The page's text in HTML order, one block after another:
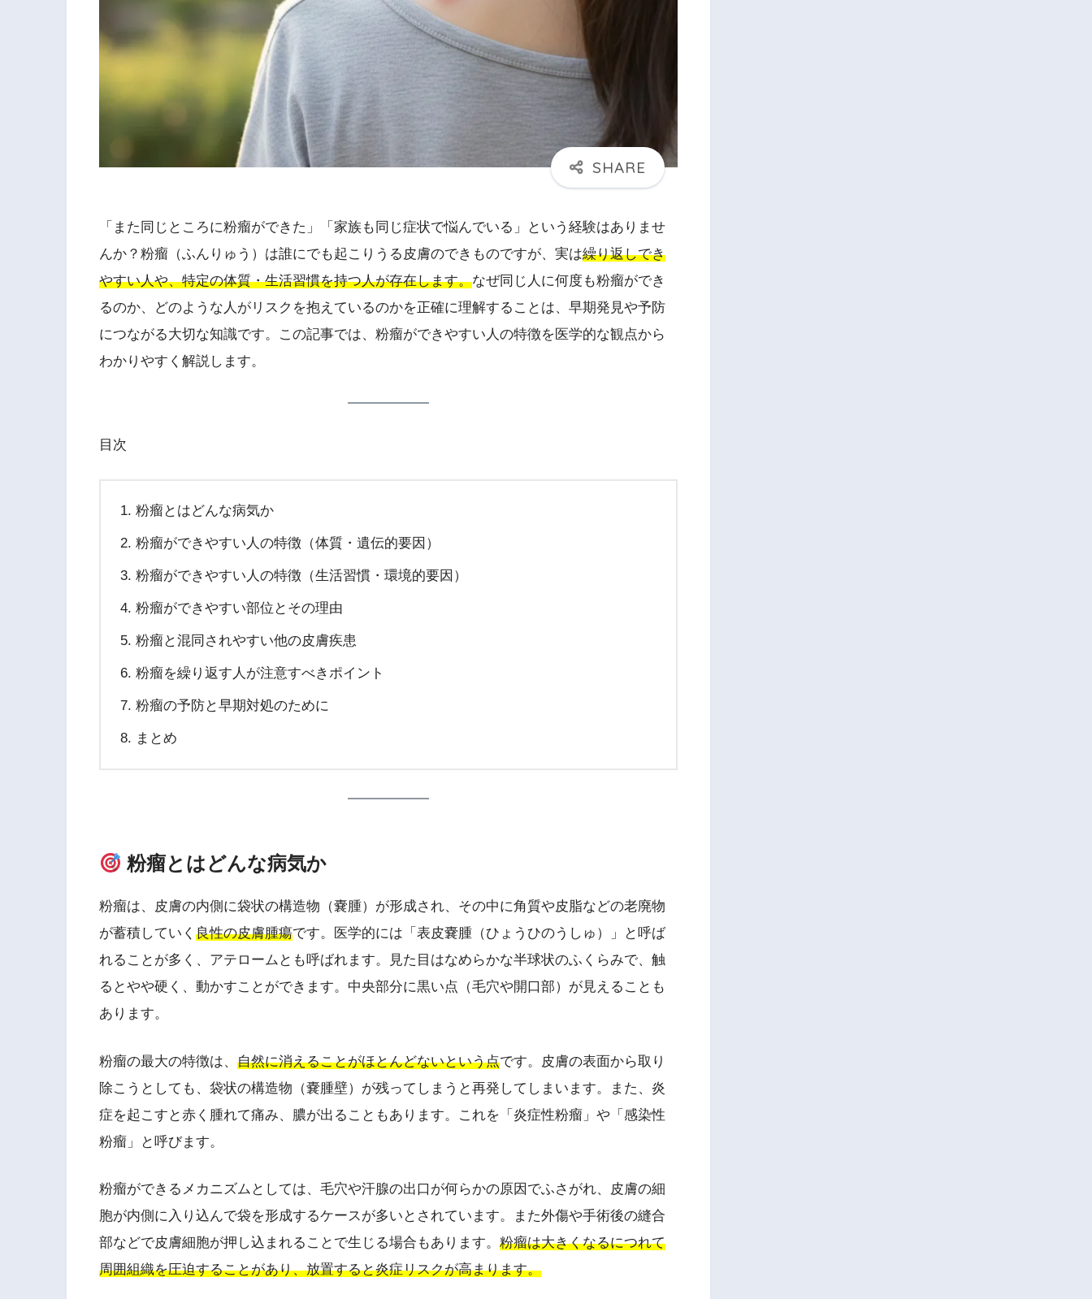
「また同じところに粉瘤ができた」「家族も同じ症状で悩んでいる」という経験はありませ
んか？粉瘤（ふんりゅう）は誰にでも起こりうる皮膚のできものですが、実は繰り返しでき
やすい人や、特定の体質・生活習慣を持つ人が存在します。なぜ同じ人に何度も粉瘤ができ
るのか、どのような人がリスクを抱えているのかを正確に理解することは、早期発見や予防
につながる大切な知識です。この記事では、粉瘤ができやすい人の特徴を医学的な観点から
わかりやすく解説します。
目次
粉瘤とはどんな病気か
粉瘤ができやすい人の特徴（体質・遺伝的要因）
粉瘤ができやすい人の特徴（生活習慣・環境的要因）
粉瘤ができやすい部位とその理由
粉瘤と混同されやすい他の皮膚疾患
粉瘤を繰り返す人が注意すべきポイント
粉瘤の予防と早期対処のために
まとめ
粉瘤とはどんな病気か
粉瘤は、皮膚の内側に袋状の構造物（嚢腫）が形成され、その中に角質や皮脂などの老廃物
が蓄積していく 良性の皮膚腫瘍です。医学的には「表皮嚢腫（ひょうひのうしゅ）」と呼ば
れることが多く、アテロームとも呼ばれます。見た目はなめらかな半球状のふくらみで、触
るとやや硬く、動かすことができます。中央部分に黒い点（毛穴や開口部）が見えることも
あります。
粉瘤の最大の特徴は、 自然に消えることがほとんどないという点です。皮膚の表面から取り
除こうとしても、袋状の構造物（嚢腫壁）が残ってしまうと再発してしまいます。また、炎
症を起こすと赤く腫れて痛み、膿が出ることもあります。これを「炎症性粉瘤」や「感染性
粉瘤」と呼びます。
粉瘤ができるメカニズムとしては、毛穴や汗腺の出口が何らかの原因でふさがれ、皮膚の細
胞が内側に入り込んで袋を形成するケースが多いとされています。また外傷や手術後の縫合
部などで皮膚細胞が押し込まれることで生じる場合もあります。 粉瘤は大きくなるにつれて
周囲組織を圧迫することがあり、放置すると炎症リスクが高まります。